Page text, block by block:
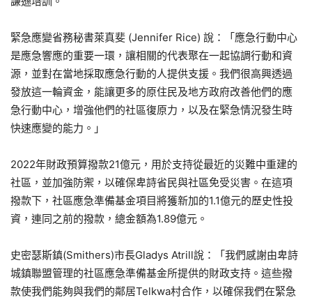
緊急應變省務秘書萊真斐 (Jennifer Rice) 說：「應急行動中心
是應急響應的重要一環，讓相關的代表聚在一起協調行動和資
源，並對在當地採取應急行動的人提供支援。我們很高興透過
發放這一輪資金，能讓更多的原住民及地方政府改善他們的應
急行動中心，增強他們的社區復原力，以及在緊急情況發生時
快速應變的能力。」
2022年財政預算撥款21億元，用於支持從最近的災難中重建的
社區，並加強防禦，以確保卑詩省民與社區免受災害。在這項
撥款下，社區應急準備基金項目將獲新加的1.1億元的歷史性投
資，連同之前的撥款，總金額為1.89億元。
史密瑟斯鎮(Smithers)市長Gladys Atrill說：「我們感謝由卑詩
城鎮聯盟管理的社區應急準備基金所提供的財政支持。這些撥
款使我們能夠與我們的鄰居Telkwa村合作，以確保我們在緊急